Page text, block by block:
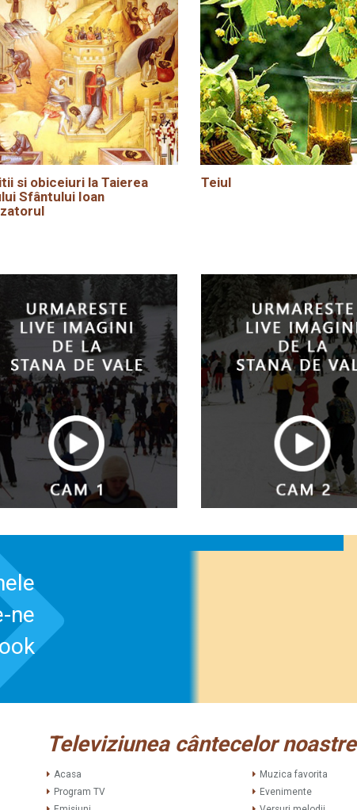
si obiceiuri la Taierea
Sfântului Ioan
Teiul
ne
Televiziunea cântecelor noastre
Acasa
Program TV
Muzica favorita
Evenimente